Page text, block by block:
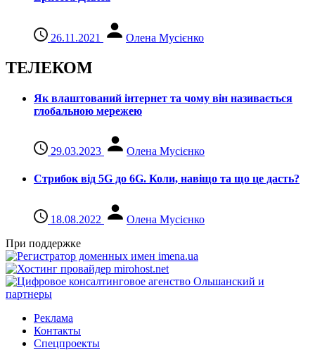
26.11.2021 Олена Мусієнко
ТЕЛЕКОМ
Як влаштований інтернет та чому він називається
глобальною мережею
29.03.2023 Олена Мусієнко
Стрибок від 5G до 6G. Коли, навіщо та що це даcть?
18.08.2022
Олена Мусієнко
При поддержке
Реклама
Контакты
Спецпроекты